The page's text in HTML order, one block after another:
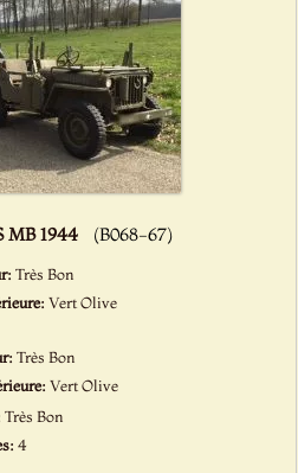
MB 1944 (B068-67)
Très Bon
Vert Olive
Très Bon
Vert Olive
Très Bon
4